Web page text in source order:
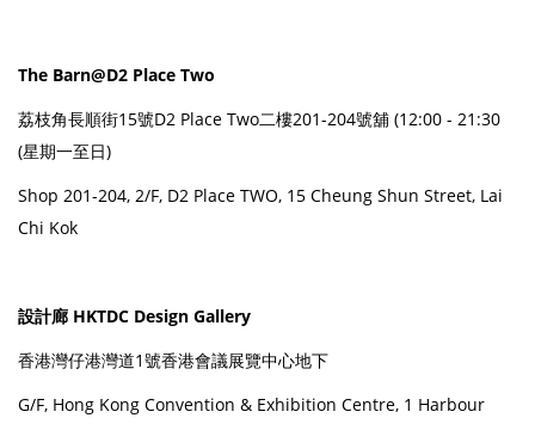
The Barn@D2 Place Two
荔枝角長順街15號D2 Place Two二樓201-204號舖 (12:00 - 21:30
(星期一至日)
Shop 201-204, 2/F, D2 Place TWO, 15 Cheung Shun Street, Lai
Chi Kok
設計廊 HKTDC Design Gallery
香港灣仔港灣道1號香港會議展覽中心地下
G/F, Hong Kong Convention & Exhibition Centre, 1 Harbour